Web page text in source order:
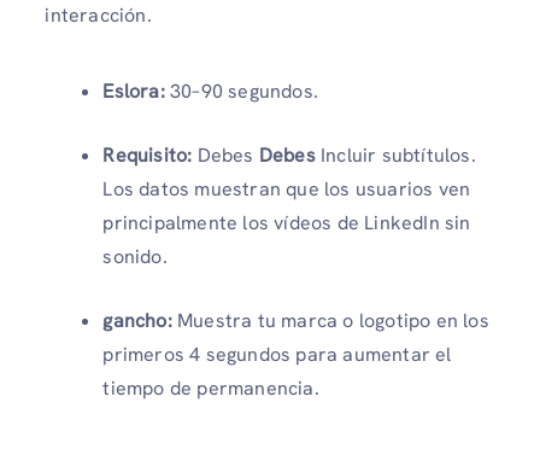
interacción.
Eslora:30–90 segundos.
Requisito: Debes DebesIncluir subtítulos.
Los datos muestran que los usuarios ven
principalmente los vídeos de LinkedIn sin
sonido.
gancho:Muestra tu marca o logotipo en los
primeros 4 segundos para aumentar el
tiempo de permanencia.